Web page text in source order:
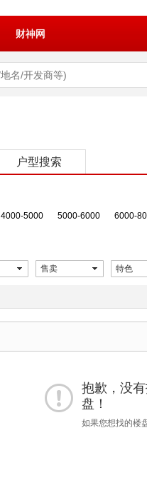
财神网
户型搜索
4000-5000 5000-6000 6000-
售卖 特色
抱歉，没
盘！
如果您想找的楼